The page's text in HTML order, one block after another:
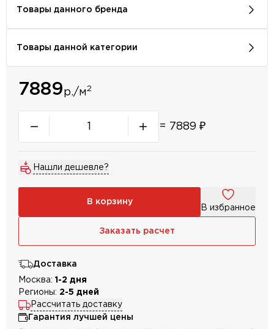
Товары данного бренда
Товары данной категории
7889р./м2
= 7889 ₽
Нашли дешевле?
В корзину
В избранное
Заказать расчет
Доставка
Москва: 1-2 дня
Регионы: 2-5 дней
Рассчитать доставку
Гарантия лучшей цены